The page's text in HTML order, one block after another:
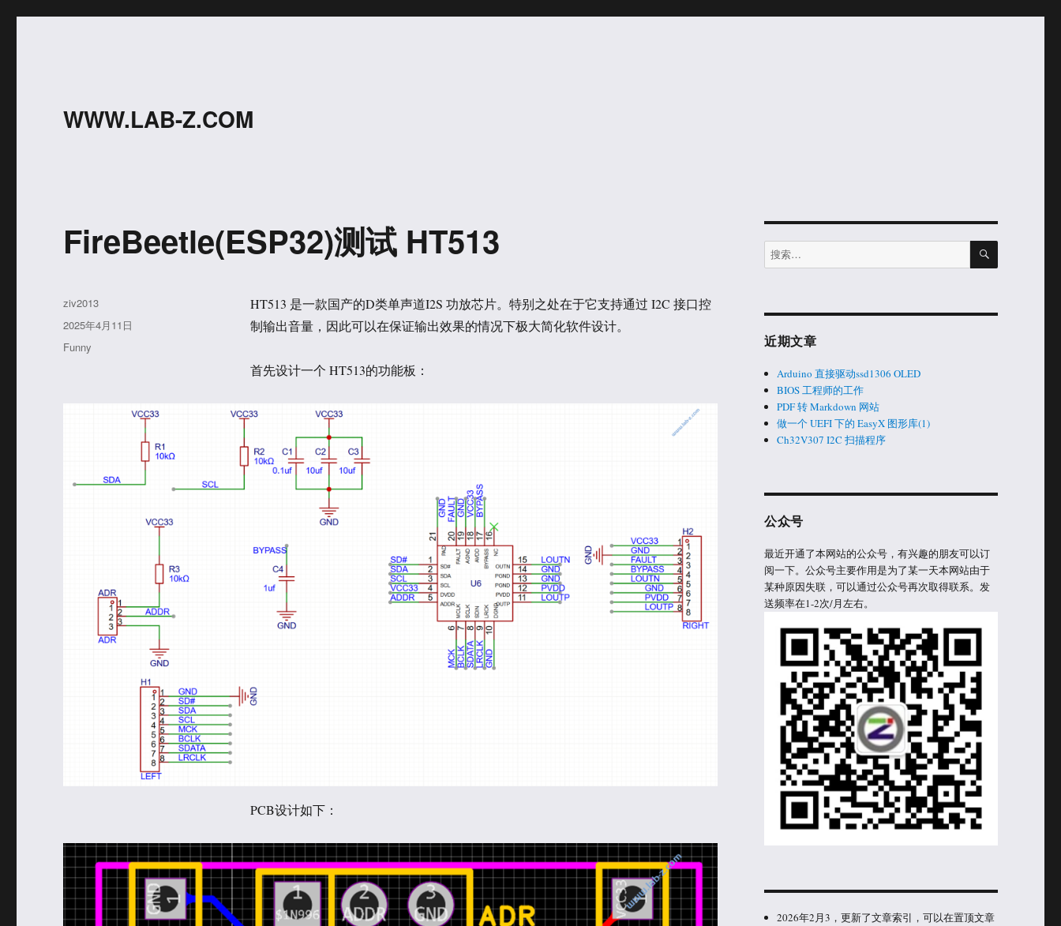
WWW.LAB-Z.COM
FireBeetle(ESP32)测试 HT513
HT513 是一款国产的D类单声道I2S 功放芯片。特别之处在于它支持通过 I2C 接口控
制输出音量，因此可以在保证输出效果的情况下极大简化软件设计。
首先设计一个 HT513的功能板：
PCB设计如下：
作
者
ziv2013
发
布
2025年4月11日
分
Funny
搜
索：
搜
近期文章
Arduino 直接驱动ssd1306 OLED
BIOS 工程师的工作
PDF 转 Markdown 网站
做一个 UEFI 下的 EasyX 图形库(1)
Ch32V307 I2C 扫描程序
公众号
最近开通了本网站的公众号，有兴趣的朋友可以订
阅一下。公众号主要作用是为了某一天本网站由于
某种原因失联，可以通过公众号再次取得联系。发
送频率在1-2次/月左右。
2026年2月3，更新了文章索引，可以在置顶文章